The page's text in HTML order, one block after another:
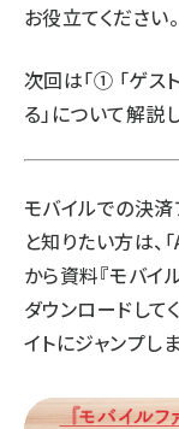
お役立てください。
次回は「① 「ゲス
る」について解説
モバイルでの決
と知りたい方は
から資料『モバイ
ダウンロードして
イトにジャンプしま